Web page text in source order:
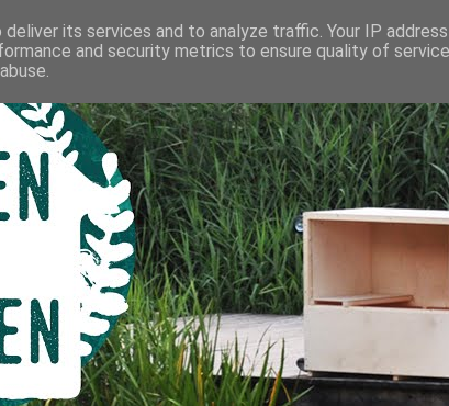
its services and to analyze traffic. Your IP
and security metrics to ensure quality of